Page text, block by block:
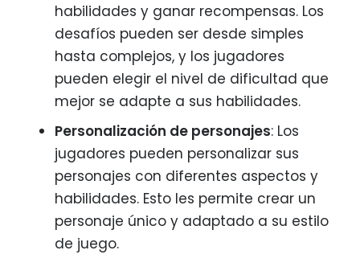
habilidades y ganar recompensas. Los
desafíos pueden ser desde simples
hasta complejos, y los jugadores
pueden elegir el nivel de dificultad que
mejor se adapte a sus habilidades.
Personalización de personajes: Los
jugadores pueden personalizar sus
personajes con diferentes aspectos y
habilidades. Esto les permite crear un
personaje único y adaptado a su estilo
de juego.